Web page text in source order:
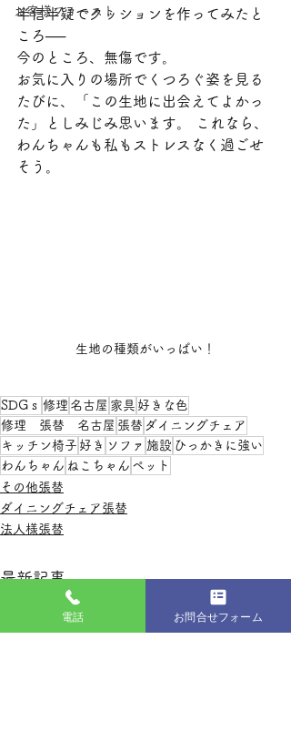
お客様ファースト
半信半疑でクッションを作ってみたと
ころ──
今のところ、無傷です。
お気に入りの場所でくつろぐ姿を見る
たびに、「この生地に出会えてよかっ
た」としみじみ思います。 これなら、
わんちゃんも私もストレスなく過ごせ
そう。
生地の種類がいっぱい！
SDGｓ 修理 名古屋 家具 好きな色
修理 張替 名古屋 張替 ダイニングチェア
キッチン椅子 好き ソファ 施設 ひっかきに強い
わんちゃん ねこちゃん ペット
その他張替
ダイニングチェア張替
法人様張替
最新記事
電話 お問合せフォーム